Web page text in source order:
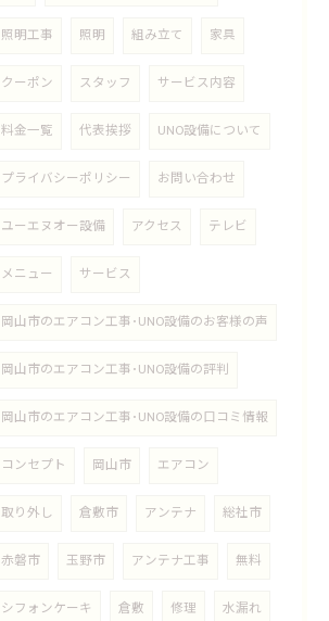
照明工事 照明 組み立て 家具
クーポン スタッフ サービス内容
料金一覧 代表挨拶 UNO設備について
プライバシーポリシー お問い合わせ
ユーエヌオー設備 アクセス テレビ
メニュー サービス
岡山市のエアコン工事･UNO設備のお客様の声
岡山市のエアコン工事･UNO設備の評判
岡山市のエアコン工事･UNO設備の口コミ情報
コンセプト 岡山市 エアコン
取り外し 倉敷市 アンテナ 総社市
赤磐市 玉野市 アンテナ工事 無料
シフォンケーキ 倉敷 修理 水漏れ